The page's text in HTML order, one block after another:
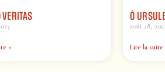
»
Ô
août 28,
Lire la suite